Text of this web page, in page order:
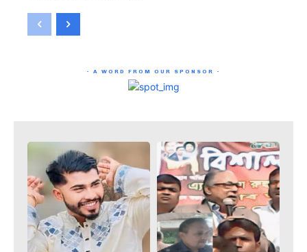
- A WORD FROM OUR SPONSOR -